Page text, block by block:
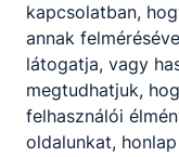
anyagát,
kapcsolatban,
annak
látogatja, vagy
megtudhatjuk,
felhasználói
oldalunkat,